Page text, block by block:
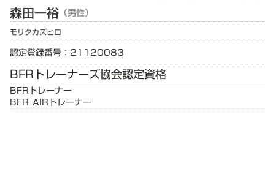
森田一裕 （男性）
モリタカズヒロ
認定登録番号：21120083
BFRトレーナーズ協会認定資格
BFRトレーナー
BFR AIRトレーナー